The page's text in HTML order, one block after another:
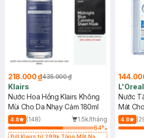
218.000 ₫435.000 ₫
Klairs
Nước Hoa Hồng Klairs Không
Mùi Cho Da Nhạy Cảm 180ml
4.8 (148)
1.5k/tháng
64%
Bill Klairs từ 299k Tặng Mặt Nạ
L'Oreal
Nước
Mát
400ml
4.8